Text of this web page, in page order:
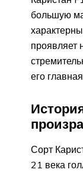
большую
проявляет
его
Сорт
21 века